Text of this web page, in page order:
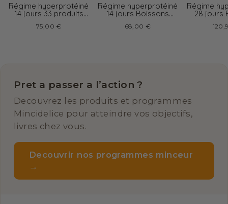
Régime hyperprotéiné
14 jours 33 produits
75,00 €
Régime hyperprotéiné
14 jours Boissons
68,00 €
Régime
28 jours
Pret a passer a l’action ?
Decouvrez les produits et programmes
Mincidelice pour atteindre vos objectifs,
livres chez vous.
Decouvrir nos programmes minceur
→